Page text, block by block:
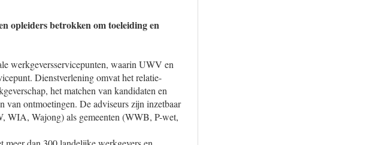
opleiders betrokken om toeleiding en
werkgeversservicepunten, waarin UWV en
Dienstverlening omvat het relatie-
het matchen van kandidaten en
van ontmoetingen. De adviseurs zijn inzetbaar
WIA, Wajong) als gemeenten (WWB, P-wet,